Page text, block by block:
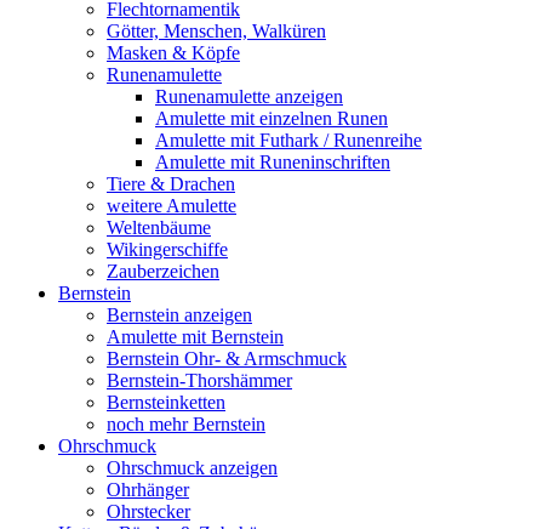
Flechtornamentik
Götter, Menschen, Walküren
Masken & Köpfe
Runenamulette
Runenamulette anzeigen
Amulette mit einzelnen Runen
Amulette mit Futhark / Runenreihe
Amulette mit Runeninschriften
Tiere & Drachen
weitere Amulette
Weltenbäume
Wikingerschiffe
Zauberzeichen
Bernstein
Bernstein anzeigen
Amulette mit Bernstein
Bernstein Ohr- & Armschmuck
Bernstein-Thorshämmer
Bernsteinketten
noch mehr Bernstein
Ohrschmuck
Ohrschmuck anzeigen
Ohrhänger
Ohrstecker